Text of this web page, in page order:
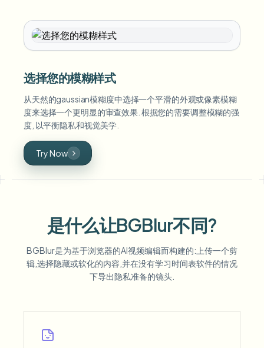
选择您的模糊样式
从天然的gaussian模糊度中选择一个平滑的外观或像素模糊
度来选择一个更明显的审查效果. 根据您的需要调整模糊的强
度, 以平衡隐私和视觉美学.
Try Now
是什么让BGBlur不同?
BGBlur是为基于浏览器的AI视频编辑而构建的:上传一个剪
辑,选择隐藏或软化的内容,并在没有学习时间表软件的情况
下导出隐私准备的镜头.